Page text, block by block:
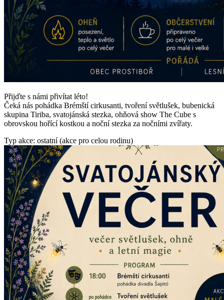
Přijďte s námi přivítat léto!
Čeká nás pohádka Brémští cirkusanti, tvoření světlušek, bubenická
skupina Tiriba, svatojánská stezka, ohňová show The Cube s
obrovskou hořící kostkou a noční stezka za nočními zvířaty.
Typ akce: ostatní (akce pro celou rodinu)